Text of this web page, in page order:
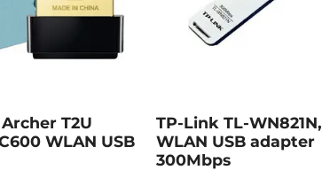
T2U
WLAN USB
TP-Link TL-WN821N,
WLAN USB adapter
300Mbps